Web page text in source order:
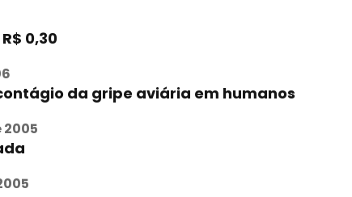
0,30
da gripe aviária em humanos